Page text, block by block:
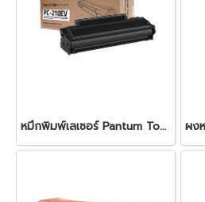
หมึกพิมพ์เลเซอร์ Pantum Toner PC-210EV Black